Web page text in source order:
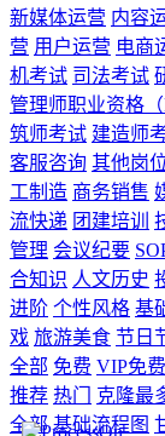
新媒体运营 内容
营 用户运营 电商
机考试 司法考试
管理师职业资格（
筑师考试 建造师
客服咨询 其他岗
工制造 商务销售
流快递 团建培训
管理 会议纪要
合知识 人文历史
进阶 个性风格 基
戏 旅游美食 节日
全部 免费 VIP免费
推荐 热门 克隆最
全部 基础流程图